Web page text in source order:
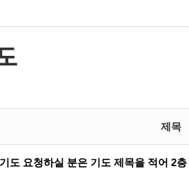
제목
도 요청하실 분은 기도 제목을 적어 2